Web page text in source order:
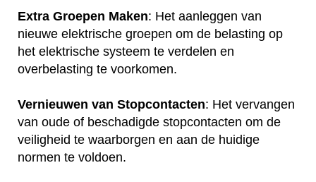
Extra Groepen Maken: Het aanleggen van
nieuwe elektrische groepen om de belasting op
het elektrische systeem te verdelen en
overbelasting te voorkomen.
Vernieuwen van Stopcontacten: Het vervangen
van oude of beschadigde stopcontacten om de
veiligheid te waarborgen en aan de huidige
normen te voldoen.